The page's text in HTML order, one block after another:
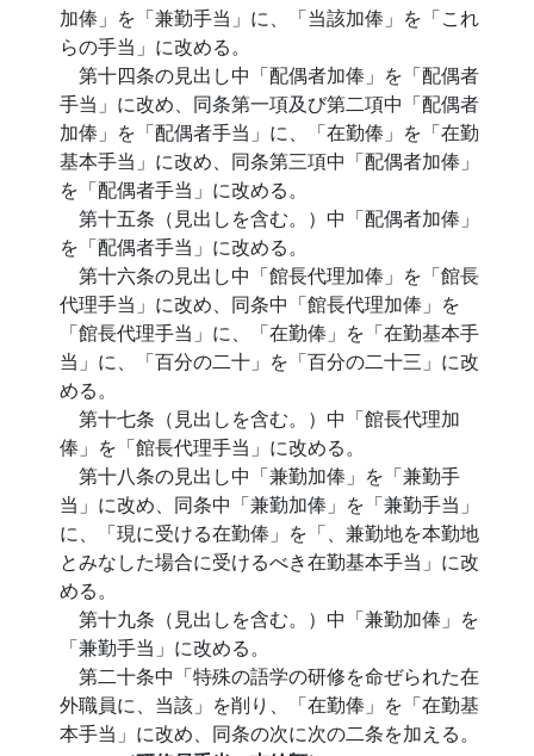
加俸」を「兼勤手当」に、「当該加俸」を「これ
らの手当」に改める。
第十四条の見出し中「配偶者加俸」を「配偶者
手当」に改め、同条第一項及び第二項中「配偶者
加俸」を「配偶者手当」に、「在勤俸」を「在勤
基本手当」に改め、同条第三項中「配偶者加俸」
を「配偶者手当」に改める。
第十五条（見出しを含む。）中「配偶者加俸」
を「配偶者手当」に改める。
第十六条の見出し中「館長代理加俸」を「館長
代理手当」に改め、同条中「館長代理加俸」を
「館長代理手当」に、「在勤俸」を「在勤基本手
当」に、「百分の二十」を「百分の二十三」に改
める。
第十七条（見出しを含む。）中「館長代理加
俸」を「館長代理手当」に改める。
第十八条の見出し中「兼勤加俸」を「兼勤手
当」に改め、同条中「兼勤加俸」を「兼勤手当」
に、「現に受ける在勤俸」を「、兼勤地を本勤地
とみなした場合に受けるべき在勤基本手当」に改
める。
第十九条（見出しを含む。）中「兼勤加俸」を
「兼勤手当」に改める。
第二十条中「特殊の語学の研修を命ぜられた在
外職員に、当該」を削り、「在勤俸」を「在勤基
本手当」に改め、同条の次に次の二条を加える。